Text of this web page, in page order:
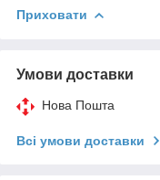
Приховати
Умови доставки
Нова Пошта
Всі умови доставки